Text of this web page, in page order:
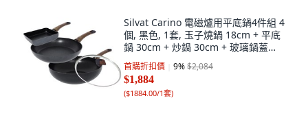
Silvat Carino 電磁爐用平底鍋4件組 4
個, 黑色, 1套, 玉子燒鍋 18cm + 平底
鍋 30cm + 炒鍋 30cm + 玻璃鍋蓋
30cm
首購折扣價 9%$2,084
$1,884
($1884.00/1套)